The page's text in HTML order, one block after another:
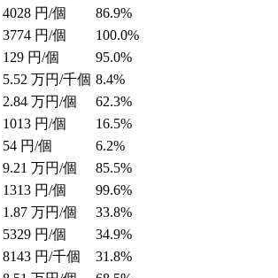
4028 円/個
86.9%
3774 円/個
100.0%
129 円/個
95.0%
5.52 万円/千個 8.4%
2.84 万円/個
62.3%
1013 円/個
16.5%
54 円/個
6.2%
9.21 万円/個
85.5%
1313 円/個
99.6%
1.87 万円/個
33.8%
5329 円/個
34.9%
8143 円/千個
31.8%